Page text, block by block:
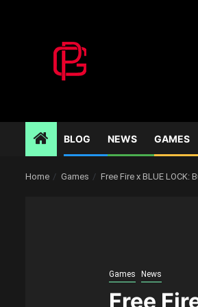
BLOG NEWS GAMES
Home Games Free Fire x BLUE LOCK:
Games News
Free